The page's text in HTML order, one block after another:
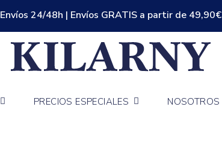
Envíos 24/48h | Envíos GRATIS a partir de 49,90€
PRECIOS ESPECIALES NOSOTROS